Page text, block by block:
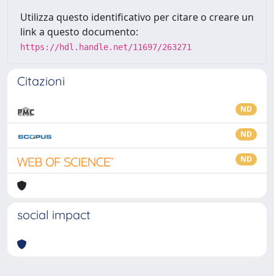
Utilizza questo identificativo per citare o creare un
link a questo documento:
https://hdl.handle.net/11697/263271
Citazioni
ND
ND
ND
social impact